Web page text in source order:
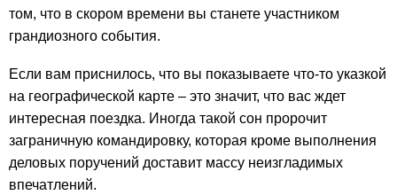
том, что в скором времени вы станете участником
грандиозного события.
Если вам приснилось, что вы показываете что-то указкой
на географической карте – это значит, что вас ждет
интересная поездка. Иногда такой сон пророчит
заграничную командировку, которая кроме выполнения
деловых поручений доставит массу неизгладимых
впечатлений.